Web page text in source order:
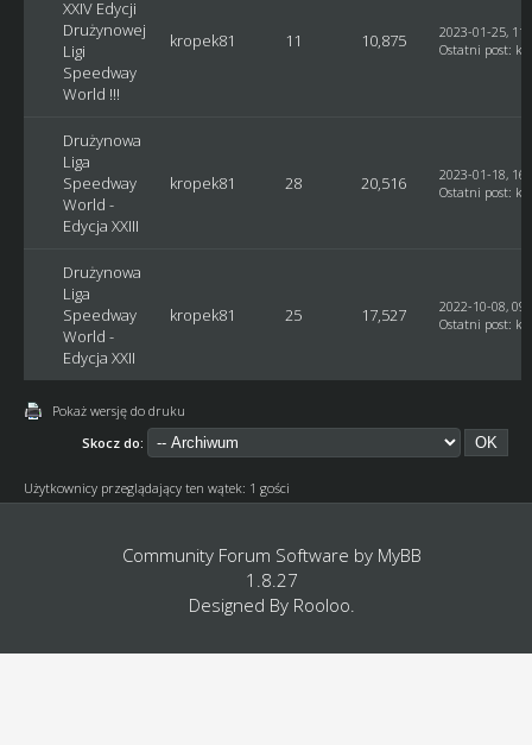
XXIV Edycji
Drużynowej
Ligi
Speedway
World !!!
kropek81 11 10,875
2023-01-25,
Ostatni post:
Drużynowa
Liga
Speedway
World -
Edycja XXIII
kropek81 28 20,516
2023-01-18,
Ostatni post:
Drużynowa
Liga
Speedway
World -
Edycja XXII
kropek81 25 17,527
2022-10-08,
Ostatni post:
Pokaż wersję do druku
Skocz do:
Użytkownicy przeglądający ten wątek: 1 gości
Community Forum Software by MyBB
1.8.27
Designed By Rooloo.